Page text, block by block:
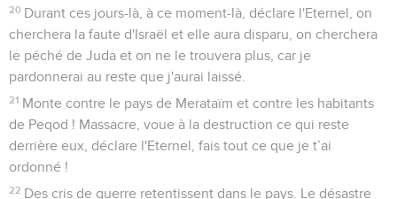
20 Durant ces jours-là, à ce moment-là, déclare l'Eternel, on
cherchera la faute d'Israël et elle aura disparu, on cherchera
le péché de Juda et on ne le trouvera plus, car je
pardonnerai au reste que j'aurai laissé.
21 Monte contre le pays de Merataïm et contre les habitants
de Peqod ! Massacre, voue à la destruction ce qui reste
derrière eux, déclare l'Eternel, fais tout ce que je t’ai
ordonné !
22 Des cris de guerre retentissent dans le pays. Le désastre